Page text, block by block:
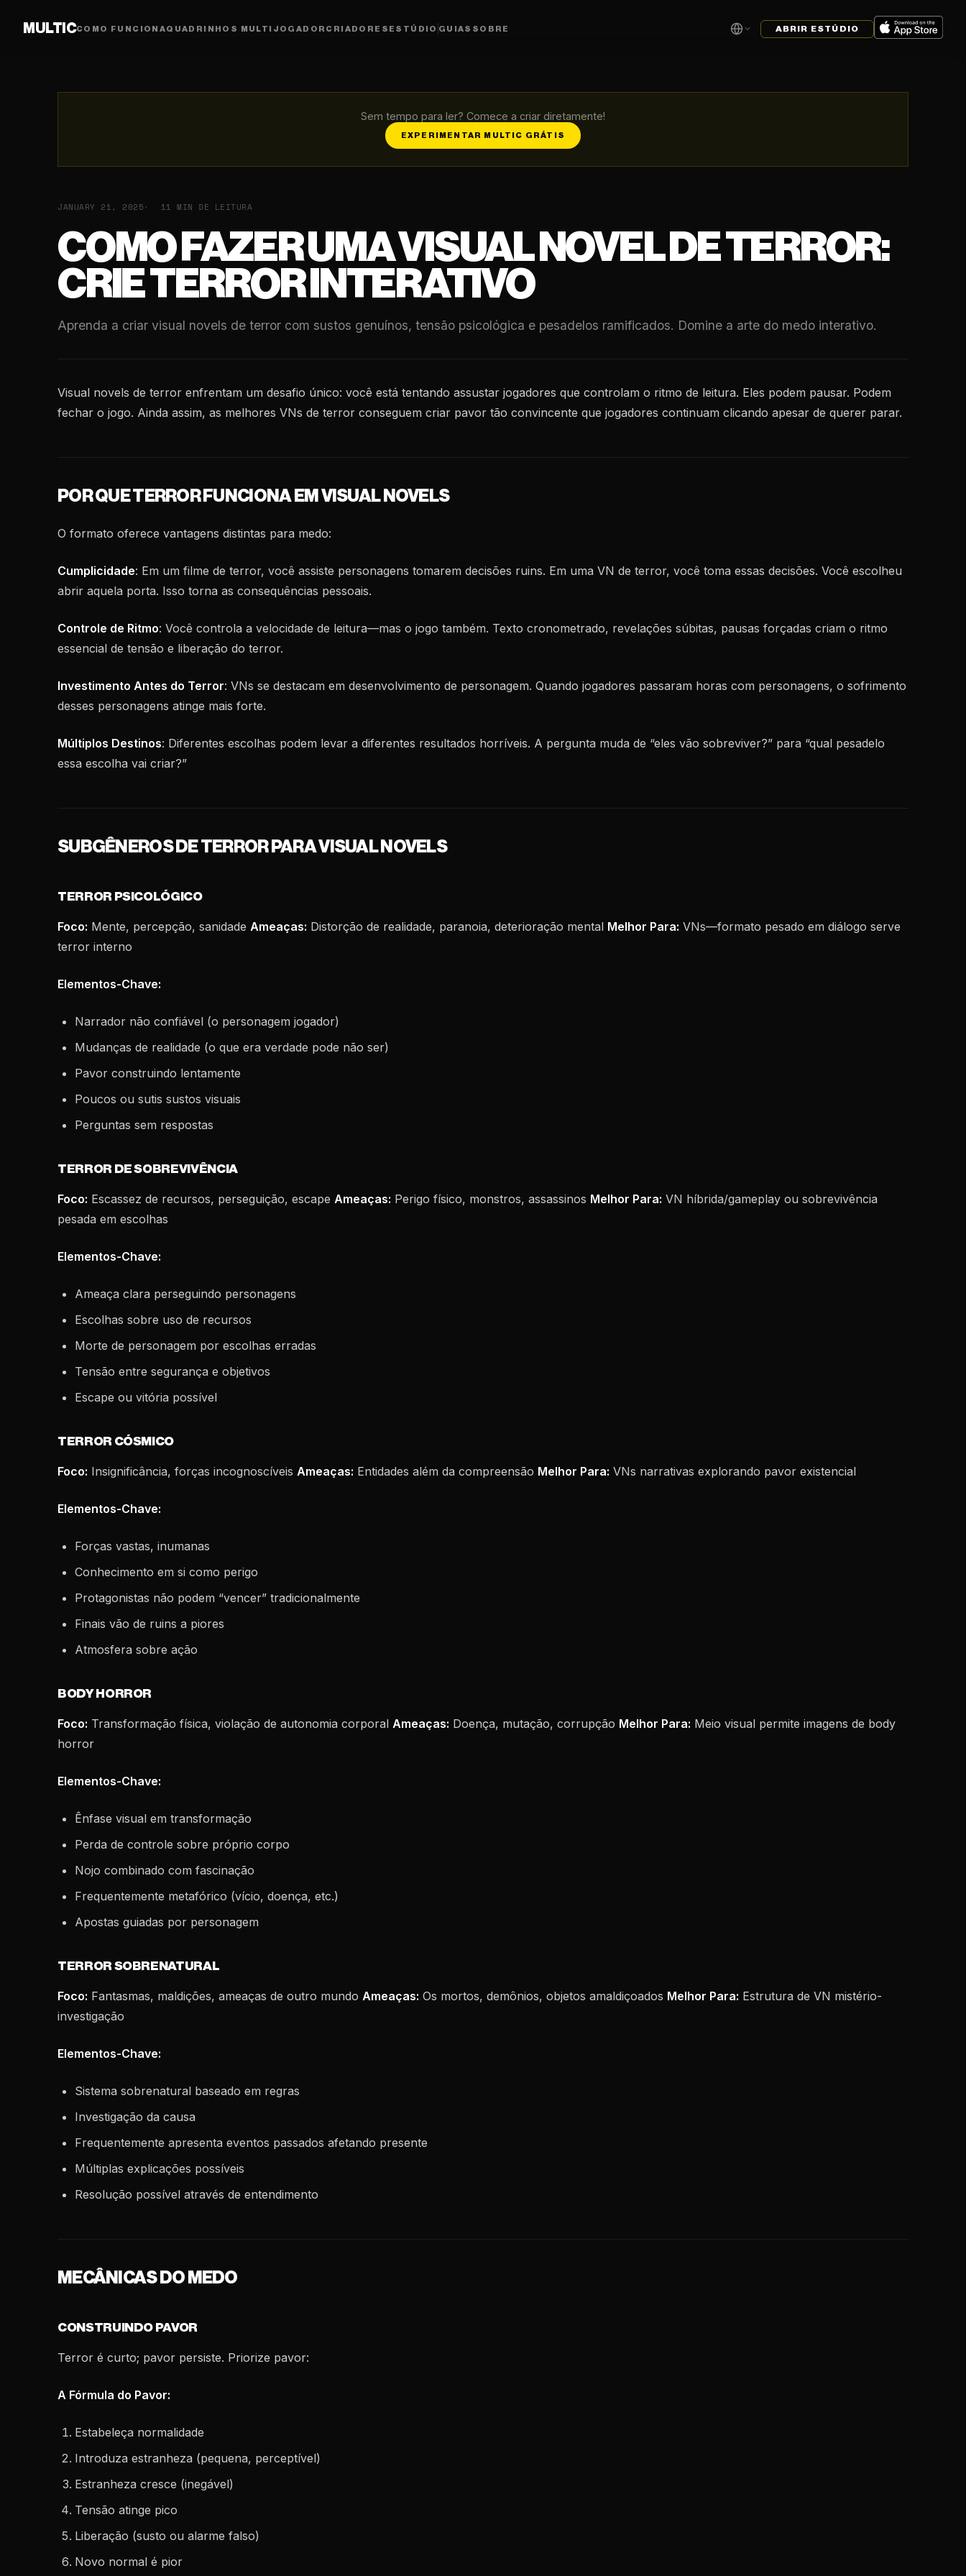
MULTICCOMO FUNCIONAQUADRINHOS MULTIJOGADOR CRIADORES ESTÚDIO GUIAS SOBRE ABRIR ESTÚDIO
Sem tempo para ler? Comece a criar diretamente!
EXPERIMENTAR MULTIC GRÁTIS
JANUARY 21, 2025 11 MIN DE LEITURA
COMO FAZER UMA VISUAL NOVEL DE TERROR:
CRIE TERROR INTERATIVO
Aprenda a criar visual novels de terror com sustos genuínos, tensão psicológica e pesadelos ramificados. Domine a arte do medo interativo.
Visual novels de terror enfrentam um desafio único: você está tentando assustar jogadores que controlam o ritmo de leitura. Eles podem pausar. Podem
fechar o jogo. Ainda assim, as melhores VNs de terror conseguem criar pavor tão convincente que jogadores continuam clicando apesar de querer parar.
POR QUE TERROR FUNCIONA EM VISUAL NOVELS
O formato oferece vantagens distintas para medo:
Cumplicidade: Em um filme de terror, você assiste personagens tomarem decisões ruins. Em uma VN de terror, você toma essas decisões. Você escolheu
abrir aquela porta. Isso torna as consequências pessoais.
Controle de Ritmo: Você controla a velocidade de leitura—mas o jogo também. Texto cronometrado, revelações súbitas, pausas forçadas criam o ritmo
essencial de tensão e liberação do terror.
Investimento Antes do Terror: VNs se destacam em desenvolvimento de personagem. Quando jogadores passaram horas com personagens, o sofrimento
desses personagens atinge mais forte.
Múltiplos Destinos: Diferentes escolhas podem levar a diferentes resultados horríveis. A pergunta muda de “eles vão sobreviver?” para “qual pesadelo
essa escolha vai criar?”
SUBGÊNEROS DE TERROR PARA VISUAL NOVELS
TERROR PSICOLÓGICO
Foco: Mente, percepção, sanidade Ameaças: Distorção de realidade, paranoia, deterioração mental Melhor Para: VNs—formato pesado em diálogo serve
terror interno
Elementos-Chave:
Narrador não confiável (o personagem jogador)
Mudanças de realidade (o que era verdade pode não ser)
Pavor construindo lentamente
Poucos ou sutis sustos visuais
Perguntas sem respostas
TERROR DE SOBREVIVÊNCIA
Foco: Escassez de recursos, perseguição, escape Ameaças: Perigo físico, monstros, assassinos Melhor Para: VN híbrida/gameplay ou sobrevivência
pesada em escolhas
Elementos-Chave:
Ameaça clara perseguindo personagens
Escolhas sobre uso de recursos
Morte de personagem por escolhas erradas
Tensão entre segurança e objetivos
Escape ou vitória possível
TERROR CÓSMICO
Foco: Insignificância, forças incognoscíveis Ameaças: Entidades além da compreensão Melhor Para: VNs narrativas explorando pavor existencial
Elementos-Chave:
Forças vastas, inumanas
Conhecimento em si como perigo
Protagonistas não podem “vencer” tradicionalmente
Finais vão de ruins a piores
Atmosfera sobre ação
BODY HORROR
Foco: Transformação física, violação de autonomia corporal Ameaças: Doença, mutação, corrupção Melhor Para: Meio visual permite imagens de body
horror
Elementos-Chave:
Ênfase visual em transformação
Perda de controle sobre próprio corpo
Nojo combinado com fascinação
Frequentemente metafórico (vício, doença, etc.)
Apostas guiadas por personagem
TERROR SOBRENATURAL
Foco: Fantasmas, maldições, ameaças de outro mundo Ameaças: Os mortos, demônios, objetos amaldiçoados Melhor Para: Estrutura de VN mistério-
investigação
Elementos-Chave:
Sistema sobrenatural baseado em regras
Investigação da causa
Frequentemente apresenta eventos passados afetando presente
Múltiplas explicações possíveis
Resolução possível através de entendimento
MECÂNICAS DO MEDO
CONSTRUINDO PAVOR
Terror é curto; pavor persiste. Priorize pavor:
A Fórmula do Pavor:
Estabeleça normalidade
Introduza estranheza (pequena, perceptível)
Estranheza cresce (inegável)
Tensão atinge pico
Liberação (susto ou alarme falso)
Novo normal é pior